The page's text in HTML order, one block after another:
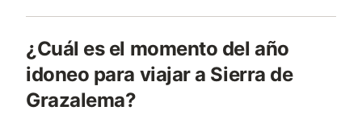
¿Cuál es el momento del año
idoneo para viajar a Sierra de
Grazalema?